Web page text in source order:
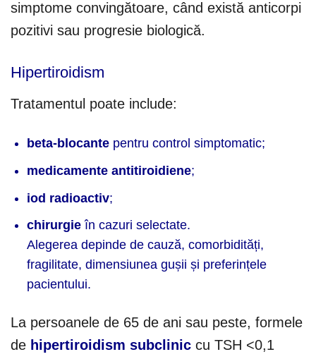
simptome convingătoare, când există anticorpi
pozitivi sau progresie biologică.
Hipertiroidism
Tratamentul poate include:
beta-blocante pentru control simptomatic;
medicamente antitiroidiene;
iod radioactiv;
chirurgie în cazuri selectate.
Alegerea depinde de cauză, comorbidități,
fragilitate, dimensiunea gușii și preferințele
pacientului.
La persoanele de 65 de ani sau peste, formele
de hipertiroidism subclinic cu TSH <0,1